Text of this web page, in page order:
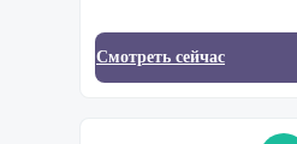
Смотреть сейчас